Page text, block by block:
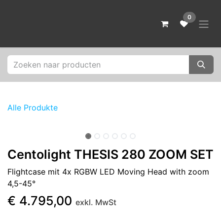
0
Alle Produkte
Centolight THESIS 280 ZOOM SET
Flightcase mit 4x RGBW LED Moving Head with zoom
4,5-45°
€ 4.795,00 exkl. MwSt